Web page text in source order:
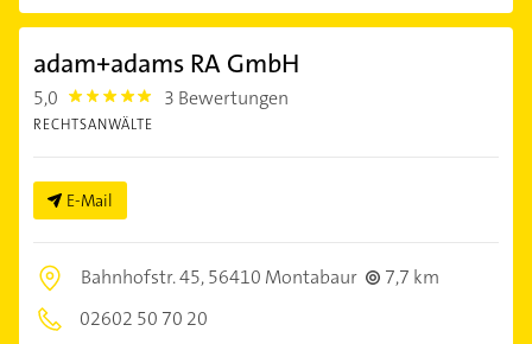
adam+adams RA GmbH
5,0 5.0 3 Bewertungen
RECHTSANWÄLTE
E-Mail
Bahnhofstr. 45,56410 Montabaur
7,7 km
02602 50 70 20